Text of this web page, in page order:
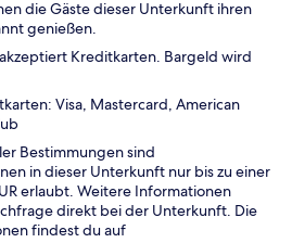
die Gäste dieser Unterkunft ihren
genießen.
Kreditkarten. Bargeld wird
Visa, Mastercard, American
Bestimmungen sind
in dieser Unterkunft nur bis zu einer
erlaubt. Weitere Informationen
direkt bei der Unterkunft. Die
findest du auf